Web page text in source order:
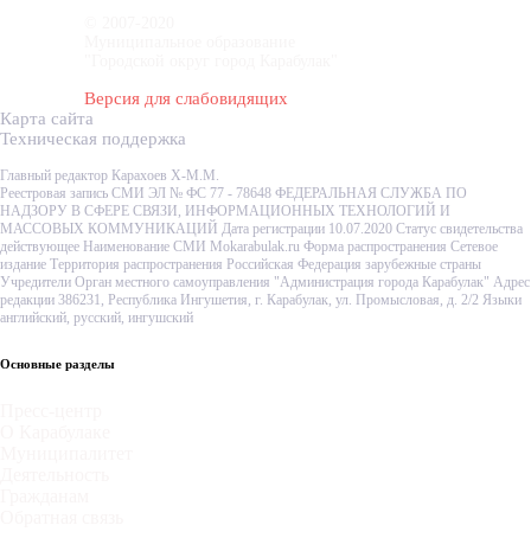
Версия для слабовидящих
Карта сайта
Техническая поддержка
Главный редактор Карахоев Х-М.М.
Реестровая запись СМИ ЭЛ № ФС 77 - 78648 ФЕДЕРАЛЬНАЯ СЛУЖБА ПО
НАДЗОРУ В СФЕРЕ СВЯЗИ, ИНФОРМАЦИОННЫХ ТЕХНОЛОГИЙ И
МАССОВЫХ КОММУНИКАЦИЙ Дата регистрации 10.07.2020 Статус свидетельства
действующее Наименование СМИ Mokarabulak.ru Форма распространения Сетевое
издание Территория распространения Российская Федерация зарубежные страны
Учредители Орган местного самоуправления "Администрация города Карабулак" Адрес
редакции 386231, Республика Ингушетия, г. Карабулак, ул. Промысловая, д. 2/2 Языки
английский, русский, ингушский
Основные разделы